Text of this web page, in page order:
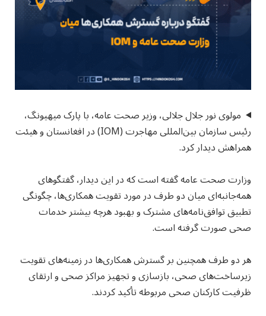
مولوی نور جلال جلالی، وزیر صحت عامه، با پارک میهیونگ،
رئیس سازمان بین‌المللی مهاجرت (IOM) در افغانستان و هیئت
همراهش دیدار کرد.
وزارت صحت عامه گفته است که در این دیدار، گفتگوهای
همه‌جانبه‌ای میان دو طرف در مورد تقویت همکاری‌ها، چگونگی
تطبیق توافق‌نامه‌های مشترک و بهبود هرچه بیشتر خدمات
صحی صورت گرفته است.
هر دو طرف همچنین بر گسترش همکاری‌ها در زمینه‌های تقویت
زیرساخت‌های صحی، بازسازی و تجهیز مراکز صحی و ارتقای
ظرفیت کارکنان صحی مربوطه تأکید کردند.